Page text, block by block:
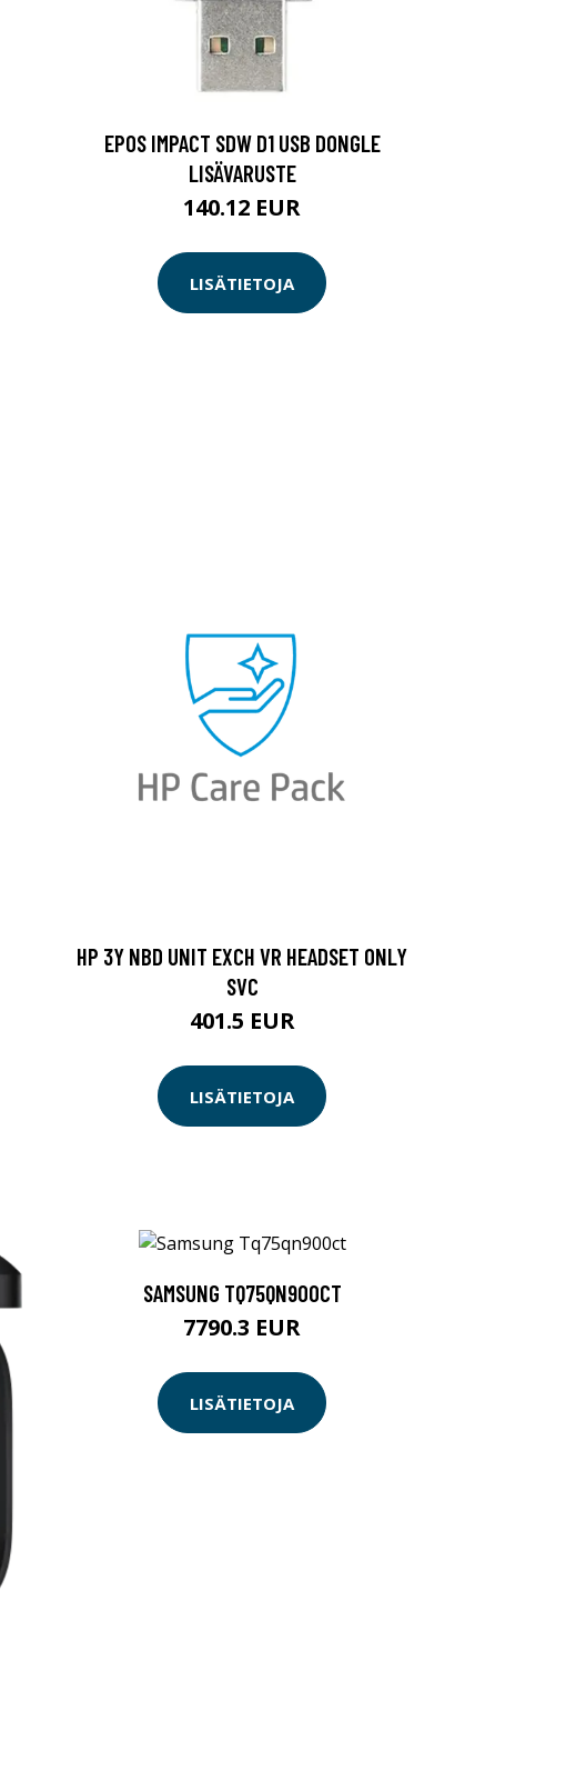
EPOS IMPACT SDW D1 USB DONGLE
LISÄVARUSTE
140.12 EUR
LISÄTIETOJA
HP 3Y NBD UNIT EXCH VR HEADSET ONLY
SVC
401.5 EUR
LISÄTIETOJA
SAMSUNG TQ75QN900CT
7790.3 EUR
LISÄTIETOJA